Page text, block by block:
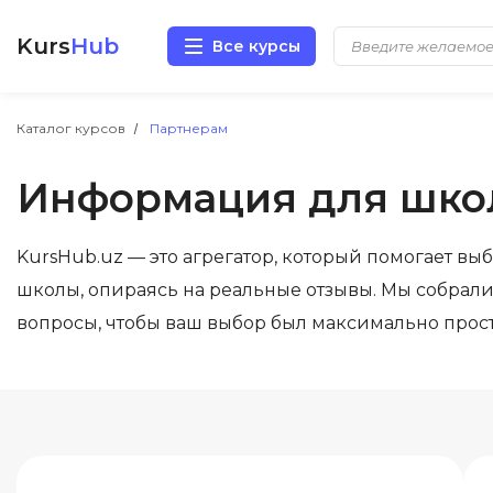
KursHub Все курсы
Каталог курсов Партнерам
Информация для
KursHub.uz — это агрегатор, который помогает
школы, опираясь на реальные отзывы. Мы
вопросы, чтобы ваш выбор был максимально
Разработка
Маркетинг
Аналитика